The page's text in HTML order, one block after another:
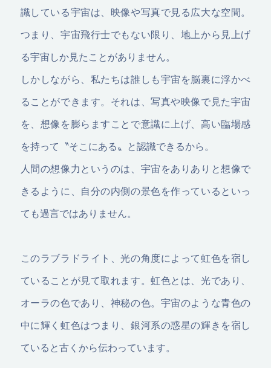
識している宇宙は、映像や写真で見る広大な空間。
つまり、宇宙飛行士でもない限り、地上から見上げ
る宇宙しか見たことがありません。
しかしながら、私たちは誰しも宇宙を脳裏に浮かべ
ることができます。それは、写真や映像で見た宇宙
を、想像を膨らますことで意識に上げ、高い臨場感
を持って〝そこにある〟と認識できるから。
人間の想像力というのは、宇宙をありありと想像で
きるように、自分の内側の景色を作っているといっ
ても過言ではありません。
このラブラドライト、光の角度によって虹色を宿し
ていることが見て取れます。虹色とは、光であり、
オーラの色であり、神秘の色。宇宙のような青色の
中に輝く虹色はつまり、銀河系の惑星の輝きを宿し
ていると古くから伝わっています。